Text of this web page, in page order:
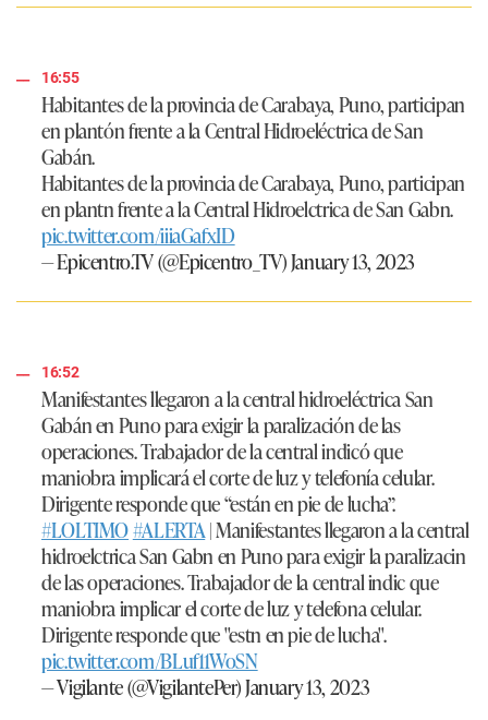
16:55
Habitantes de la provincia de Carabaya, Puno, participan
en plantón frente a la Central Hidroeléctrica de San
Gabán.
Habitantes de la provincia de Carabaya, Puno, participan
en plantn frente a la Central Hidroelctrica de San Gabn.
pic.twitter.com/iiiaGafxID
— Epicentro.TV (@Epicentro_TV)January 13, 2023
16:52
Manifestantes llegaron a la central hidroeléctrica San
Gabán en Puno para exigir la paralización de las
operaciones. Trabajador de la central indicó que
maniobra implicará el corte de luz y telefonía celular.
Dirigente responde que “están en pie de lucha”.
#LOLTIMO#ALERTA| Manifestantes llegaron a la central
hidroelctrica San Gabn en Puno para exigir la paralizacin
de las operaciones. Trabajador de la central indic que
maniobra implicar el corte de luz y telefona celular.
Dirigente responde que "estn en pie de lucha".
pic.twitter.com/BLuf11WoSN
— Vigilante (@VigilantePer)January 13, 2023